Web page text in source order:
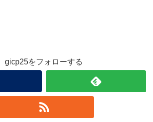
gicp25をフォローする